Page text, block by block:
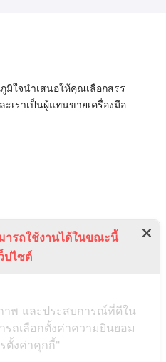
มิใจนำเสนอให้คุณเลือกสรร
เราเป็นผู้แทนขายเครื่องมือ
พล เขตจตุจักร กรุงเทพมหานคร
ารถใช้งานได้ในขณะนี้
ปไซต์
าพ และประสบการณ์ที่ดีใน
ถเลือกตั้งค่าความยินยอม
ตั้งค่าคุกกี้"